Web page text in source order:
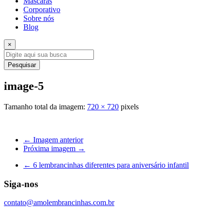
Corporativo
Sobre nós
Blog
×
Pesquisar
image-5
Tamanho total da imagem: 720 × 720 pixels
← Imagem anterior
Próxima imagem →
← 6 lembrancinhas diferentes para aniversário infantil
Siga-nos
contato@amolembrancinhas.com.br